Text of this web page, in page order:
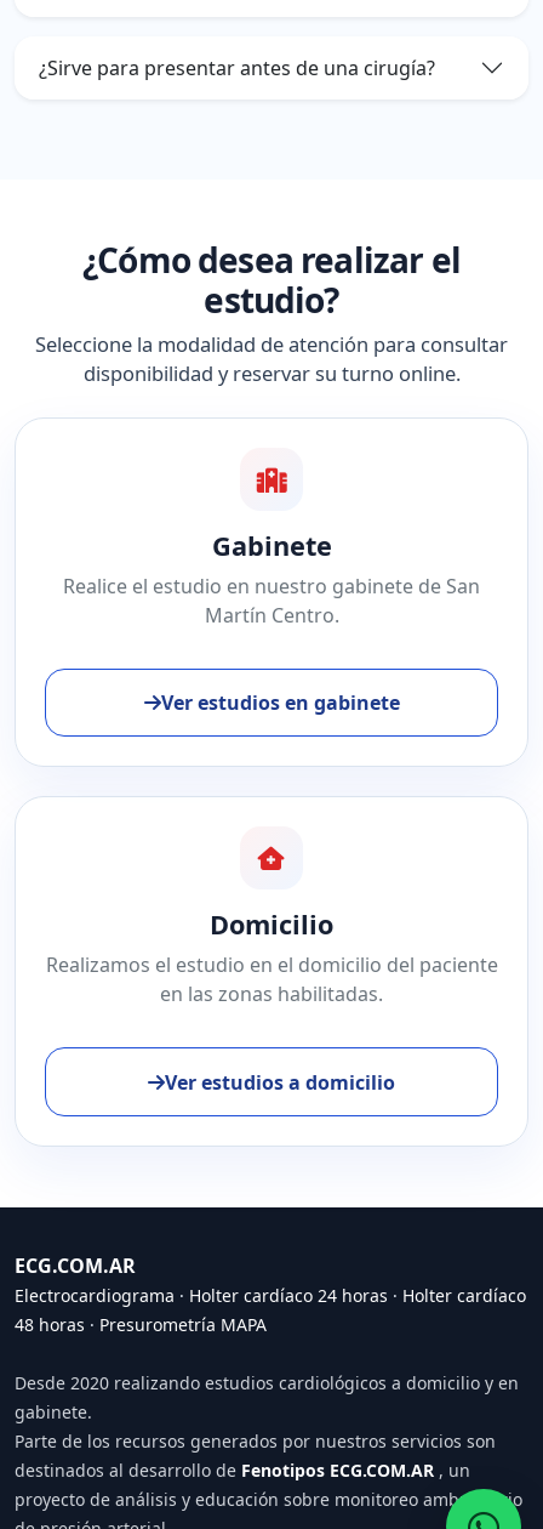
¿Sirve para presentar antes de una cirugía?
¿Cómo desea realizar el
estudio?
Seleccione la modalidad de atención para consultar
disponibilidad y reservar su turno online.
Gabinete
Realice el estudio en nuestro gabinete de San
Martín Centro.
Ver estudios en gabinete
Domicilio
Realizamos el estudio en el domicilio del paciente
en las zonas habilitadas.
Ver estudios a domicilio
ECG.COM.AR
Electrocardiograma · Holter cardíaco 24 horas · Holter cardíaco
48 horas · Presurometría MAPA
Desde 2020 realizando estudios cardiológicos a domicilio y en
gabinete.
Parte de los recursos generados por nuestros servicios son
destinados al desarrollo de Fenotipos ECG.COM.AR , un
proyecto de análisis y educación sobre monitoreo ambulatorio